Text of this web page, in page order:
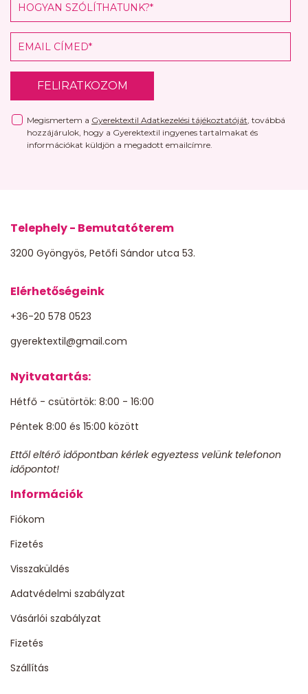
FELIRATKOZOM
Megismertem a Gyerektextil Adatkezelési tájékoztatóját , továbbá
hozzájárulok, hogy a Gyerektextil ingyenes tartalmakat és
információkat küldjön a megadott emailcímre.
Telephely - Bemutatóterem
3200 Gyöngyös, Petőfi Sándor utca 53.
Elérhetőségeink
+36-20 578 0523
gyerektextil@gmail.com
Nyitvatartás:
Hétfő - csütörtök: 8:00 - 16:00
Péntek 8:00 és 15:00 között
Ettől eltérő időpontban kérlek egyeztess velünk telefonon
időpontot!
Információk
Fiókom
Fizetés
Visszaküldés
Adatvédelmi szabályzat
Vásárlói szabályzat
Fizetés
Szállítás